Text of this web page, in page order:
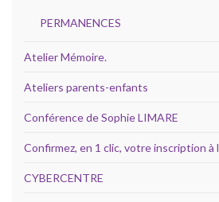
PERMANENCES
Atelier Mémoire.
Ateliers parents-enfants
Conférence de Sophie LIMARE
Confirmez, en 1 clic, votre inscription à
CYBERCENTRE